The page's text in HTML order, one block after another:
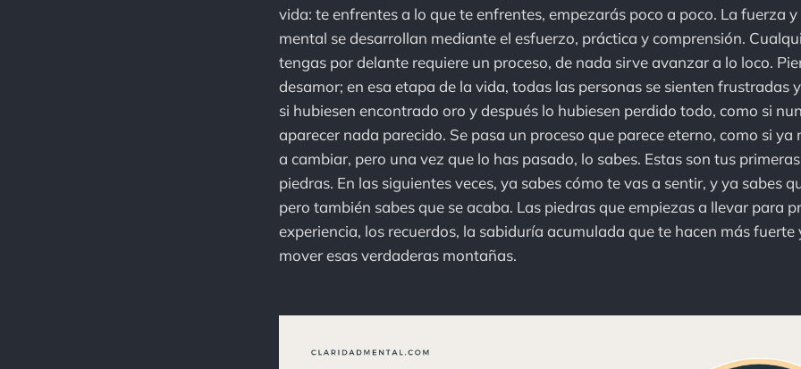
vida: te enfrentes a lo que te enfrentes, empezarás poco a poco. La fuerza
mental se desarrollan mediante el esfuerzo, práctica y comprensión.
tengas por delante requiere un proceso, de nada sirve avanzar a lo loco.
desamor; en esa etapa de la vida, todas las personas se sienten frustradas
si hubiesen encontrado oro y después lo hubiesen perdido todo, como si
aparecer nada parecido. Se pasa un proceso que parece eterno, como si ya
a cambiar, pero una vez que lo has pasado, lo sabes. Estas son tus
piedras. En las siguientes veces, ya sabes cómo te vas a sentir, y ya sabes
pero también sabes que se acaba. Las piedras que empiezas a llevar para
experiencia, los recuerdos, la sabiduría acumulada que te hacen más fuerte
mover esas verdaderas montañas.